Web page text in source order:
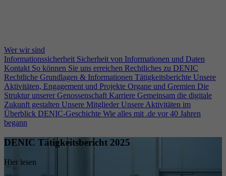
Wer wir sind
Informationssicherheit Sicherheit von Informationen und Daten
Kontakt So können Sie uns erreichen Rechtliches zu DENIC
Rechtliche Grundlagen & Informationen Tätigkeitsberichte Unsere
Aktivitäten, Engagement und Projekte Organe und Gremien Die
Struktur unserer Genossenschaft Karriere Gemeinsam die digitale
Zukunft gestalten Unsere Mitglieder Unsere Aktivitäten im
Überblick DENIC-Geschichte Wie alles mit .de vor 40 Jahren
begann
DENIC Tätigkeitsbericht 2025
Hier lesen